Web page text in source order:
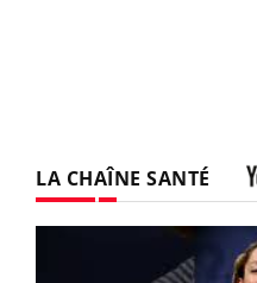
LA CHAÎNE SANTÉ